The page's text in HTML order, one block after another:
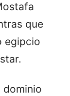
que
egipcio
dominio